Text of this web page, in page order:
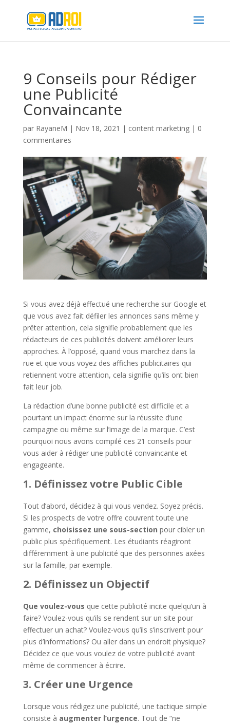
9 Conseils pour Rédiger
une Publicité
Convaincante
par RayaneM | Nov 18, 2021 | content marketing| 0
commentaires
Si vous avez déjà effectué une recherche sur Google et
que vous avez fait défiler les annonces sans même y
prêter attention, cela signifie probablement que les
rédacteurs de ces publicités doivent améliorer leurs
approches. À l’opposé, quand vous marchez dans la
rue et que vous voyez des affiches publicitaires qui
retiennent votre attention, cela signifie qu’ils ont bien
fait leur job.
La rédaction d’une bonne publicité est difficile et a
pourtant un impact énorme sur la réussite d’une
campagne ou même sur l’image de la marque. C’est
pourquoi nous avons compilé ces 21 conseils pour
vous aider à rédiger une publicité convaincante et
engageante.
1. Définissez votre Public Cible
Tout d’abord, décidez à qui vous vendez. Soyez précis.
Si les prospects de votre offre couvrent toute une
gamme, choisissez une sous-section pour cibler un
public plus spécifiquement. Les étudiants réagiront
différemment à une publicité que des personnes axées
sur la famille, par exemple.
2. Définissez un Objectif
Que voulez-vous que cette publicité incite quelqu’un à
faire? Voulez-vous qu’ils se rendent sur un site pour
effectuer un achat? Voulez-vous qu’ils s’inscrivent pour
plus d’informations? Ou aller dans un endroit physique?
Décidez ce que vous voulez de votre publicité avant
même de commencer à écrire.
3. Créer une Urgence
Lorsque vous rédigez une publicité, une tactique simple
consiste à augmenter l’urgence. Tout de “ne